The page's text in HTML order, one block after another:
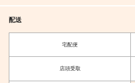
配送
宅配便
店頭受取